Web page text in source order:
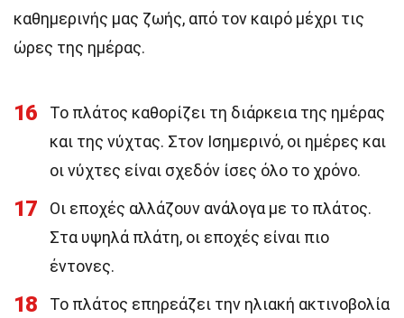
καθημερινής μας ζωής, από τον καιρό μέχρι τις
ώρες της ημέρας.
16
Το πλάτος καθορίζει τη διάρκεια της ημέρας
και της νύχτας. Στον Ισημερινό, οι ημέρες και
οι νύχτες είναι σχεδόν ίσες όλο το χρόνο.
17
Οι εποχές αλλάζουν ανάλογα με το πλάτος.
Στα υψηλά πλάτη, οι εποχές είναι πιο
έντονες.
18
Το πλάτος επηρεάζει την ηλιακή ακτινοβολία